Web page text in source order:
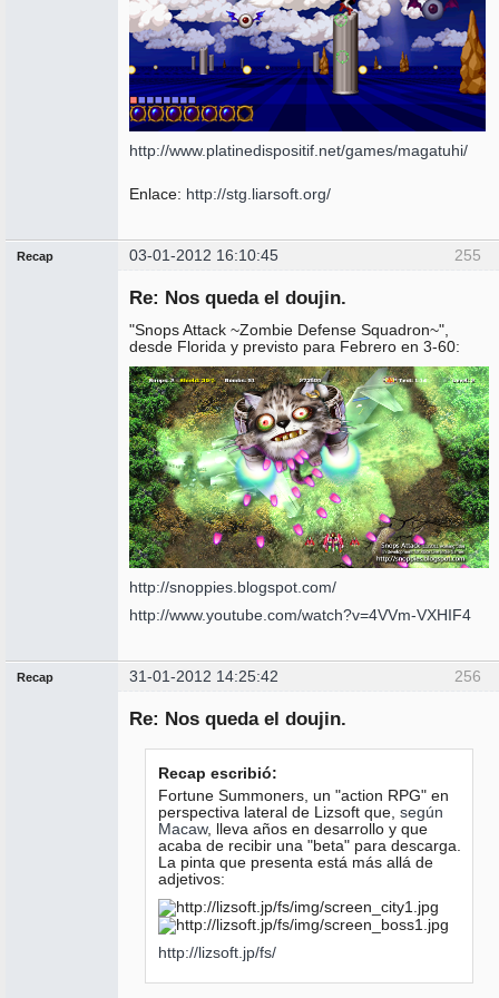
http://www.platinedispositif.net/games/magatuhi/
Enlace: http://stg.liarsoft.org/
255
Recap 03-01-2012 16:10:45
Re: Nos queda el doujin.
"Snops Attack ~Zombie Defense Squadron~",
desde Florida y previsto para Febrero en 3-60:
http://snoppies.blogspot.com/
http://www.youtube.com/watch?v=4VVm-VXHIF4
256
Recap 31-01-2012 14:25:42
Re: Nos queda el doujin.
Recap escribió:
Fortune Summoners, un "action RPG" en
perspectiva lateral de Lizsoft que, según
Macaw, lleva años en desarrollo y que
acaba de recibir una "beta" para descarga.
La pinta que presenta está más allá de
adjetivos:
http://lizsoft.jp/fs/